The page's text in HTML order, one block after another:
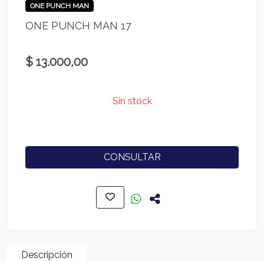
ONE PUNCH MAN
ONE PUNCH MAN 17
$ 13.000,00
Sin stock
CONSULTAR
Descripción